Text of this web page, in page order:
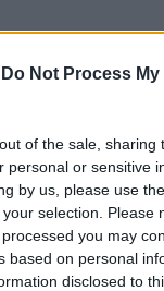
Do Not Process My
of the sale, sharing
personal or sensitive
by us, please use
selection. Please
you may
based on personal
disclosed to
Smeralda
Rotondo ospita la
2026
all’aeroporto di
e sabbia rubata